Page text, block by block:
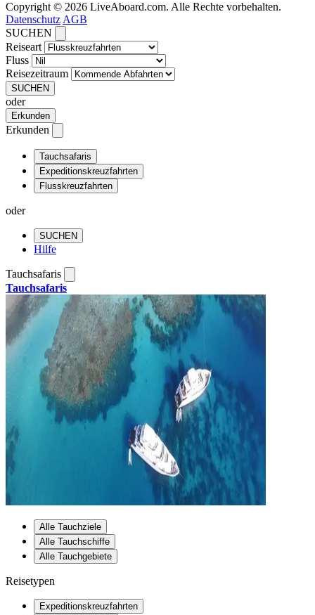
Copyright © 2026 LiveAboard.com. Alle Rechte vorbehalten.
Datenschutz AGB
SUCHEN
Reiseart
Fluss
Reisezeitraum
SUCHEN
oder
Erkunden
Erkunden
Tauchsafaris
Expeditionskreuzfahrten
Flusskreuzfahrten
oder
SUCHEN
Hilfe
Tauchsafaris
Tauchsafaris
Alle Tauchziele
Alle Tauchschiffe
Alle Tauchgebiete
Reisetypen
Expeditionskreuzfahrten